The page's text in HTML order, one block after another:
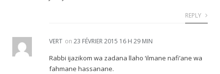
REPLY
VERT on 23 FÉVRIER 2015 16 H 29 MIN
Rabbi ijazikom wa zadana llaho ‘ilmane nafi’ane wa
fahmane hassanane.